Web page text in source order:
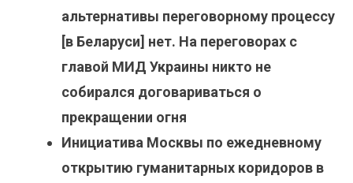
альтернативы переговорному процессу
[в Беларуси] нет. На переговорах с
главой МИД Украины никто не
собирался договариваться о
прекращении огня
Инициатива Москвы по ежедневному
открытию гуманитарных коридоров в